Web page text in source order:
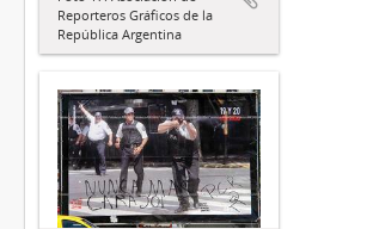
Reporteros Gráficos de la
República Argentina